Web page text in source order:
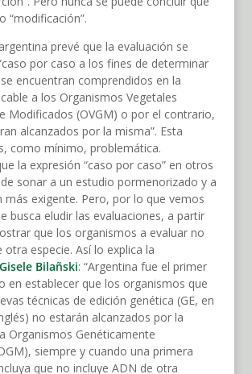
“modificación”.
prevé que la evaluación se
por caso a los fines de determinar
encuentran comprendidos en la
a los Organismos Vegetales
Modificados (OVGM) o por el contrario,
alcanzados por la misma”. Esta
como mínimo, problemática.
la expresión “caso por caso” en otros
sonar a un estudio pormenorizado y a
más exigente. Pero, por lo que vemos
busca eludir las evaluaciones, a partir
que los organismos a evaluar no
otra especie. Así lo explica la
Gisele Bilañski: “Argentina fue el primer
en establecer que los organismos que
técnicas de edición genética (GE, en
no estarán alcanzados por la
Organismos Genéticamente
siempre y cuando una primera
que no incluye ADN de otra